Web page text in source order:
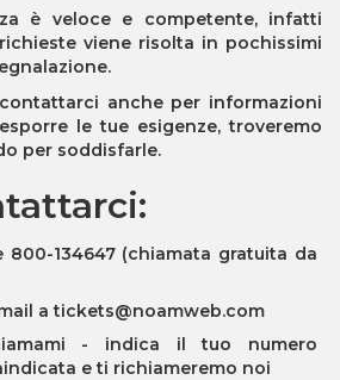
è veloce e competente, infatti
viene risolta in pochissimi
anche per informazioni
le tue esigenze, troveremo
per soddisfarle.
800-134647 (chiamata gratuita da
a tickets@noamweb.com
- indica il tuo numero
e ti richiameremo noi